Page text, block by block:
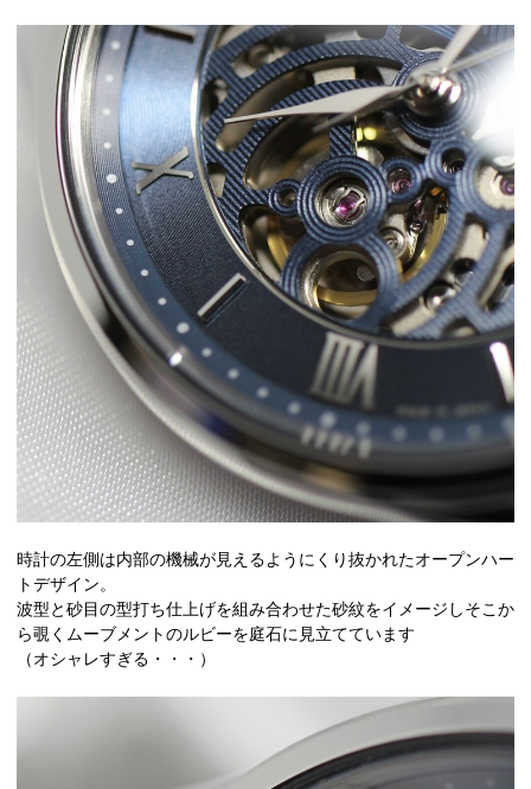
時計の左側は内部の機械が見えるようにくり抜かれたオープンハー
トデザイン。
波型と砂目の型打ち仕上げを組み合わせた砂紋をイメージしそこか
ら覗くムーブメントのルビーを庭石に見立てています
（オシャレすぎる・・・）